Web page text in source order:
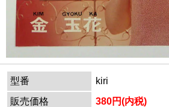
型番
kiri
販売価格
380円(内税)